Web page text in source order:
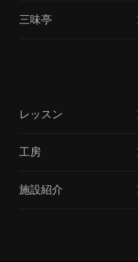
三味亭
レッスン
工房
施設紹介